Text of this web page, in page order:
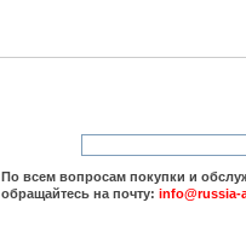
По всем вопросам покупки и
обращайтесь на почту: info@russia-